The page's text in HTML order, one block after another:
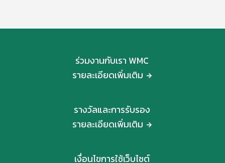
ร่วมงานกับเรา WMC
รายละเอียดเพิ่มเติม
รางวัลและการรับรอง
รายละเอียดเพิ่มเติม
เงื่อนไขการใช้เว็บไซต์